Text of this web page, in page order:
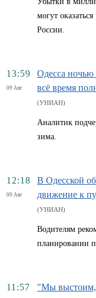
могут
России.
13:59
09 Авг
Одесса ночью
всё время
(УНИАН)
Аналитик
зима.
12:18
09 Авг
В Одесской
движение к
(УНИАН)
Водителям
планировании
11:57 "Мы выстоим,